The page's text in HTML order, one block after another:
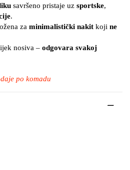
savršeno pristaje uzsportske,
.
zaminimalistički nakit kojine
nosiva –odgovara svakoj
po komadu